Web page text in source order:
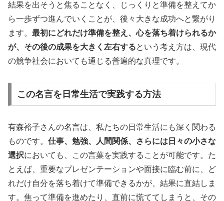
結果を出そうと焦ることなく、じっくりと準備を整えてか
ら一歩ずつ進んでいくことが、後々大きな成功へと繋がり
ます。 最初にどれだけ準備を整え、心を落ち着けられるか
が、その後の成果を大きく左右するという考え方は、現代
の競争社会においても通じる普遍的な真理です。
この名言を日常生活で実践する方法
有森裕子さんの名言は、私たちの日常生活にも深く関わる
ものです。 仕事、勉強、人間関係、さらには日々の小さな
選択においても、この言葉を実践することが可能です。た
とえば、重要なプレゼンテーションや面接に臨む前に、ど
れだけ自分を落ち着けて準備できるかが、結果に直結しま
す。焦って準備を進めたり、直前に慌ててしまうと、その